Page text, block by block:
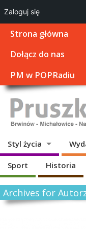
Strona główna
Dołącz do nas
PM w POPRadiu
Styl życia
Sport Historia
Archives for
Zaloguj się